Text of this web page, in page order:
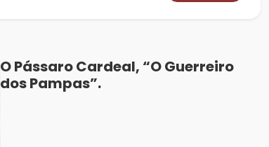
O Pássaro Cardeal, “O Guerreiro
dos Pampas”.